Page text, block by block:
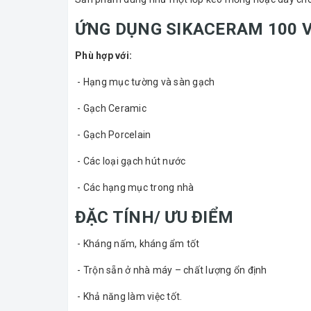
ỨNG DỤNG SIKACERAM 100
Phù hợp với:
- Hạng mục tường và sàn gạch
- Gạch Ceramic
- Gạch Porcelain
- Các loại gạch hút nước
- Các hạng mục trong nhà
ĐẶC TÍNH/ ƯU ĐIỂM
- Kháng nấm, kháng ẩm tốt
- Trộn sẵn ở nhà máy – chất lượng ổn định
- Khả năng làm việc tốt.